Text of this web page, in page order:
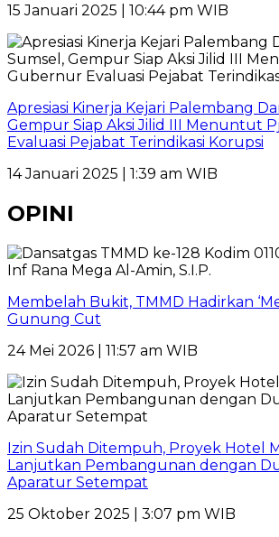
15 Januari 2025 | 10:44 pm WIB
Apresiasi Kinerja Kejari Palembang
Gempur Siap Aksi Jilid III Menuntut
Evaluasi Pejabat Terindikasi Korupsi
14 Januari 2025 | 1:39 am WIB
OPINI
Membelah Bukit, TMMD Hadirkan
Gunung Cut
24 Mei 2026 | 11:57 am WIB
Izin Sudah Ditempuh, Proyek Hotel
Lanjutkan Pembangunan dengan
Aparatur Setempat
25 Oktober 2025 | 3:07 pm WIB